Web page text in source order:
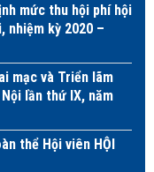
mức thu hội phí hội
nhiệm kỳ 2020 –
mạc và Triển lãm
lần thứ IX, năm
thể Hội viên HỘI